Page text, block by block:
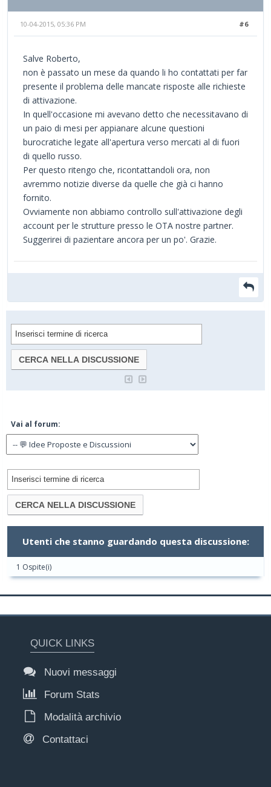
#6
10-04-2015, 05:36 PM
Salve Roberto,
non è passato un mese da quando li ho contattati per far
presente il problema delle mancate risposte alle richieste
di attivazione.
In quell'occasione mi avevano detto che necessitavano di
un paio di mesi per appianare alcune questioni
burocratiche legate all'apertura verso mercati al di fuori
di quello russo.
Per questo ritengo che, ricontattandoli ora, non
avremmo notizie diverse da quelle che già ci hanno
fornito.
Ovviamente non abbiamo controllo sull'attivazione degli
account per le strutture presso le OTA nostre partner.
Suggerirei di pazientare ancora per un po'. Grazie.
Vai al forum:
Utenti che stanno guardando questa discussione:
1 Ospite(i)
QUICK LINKS
Nuovi messaggi
Forum Stats
Modalità archivio
Contattaci